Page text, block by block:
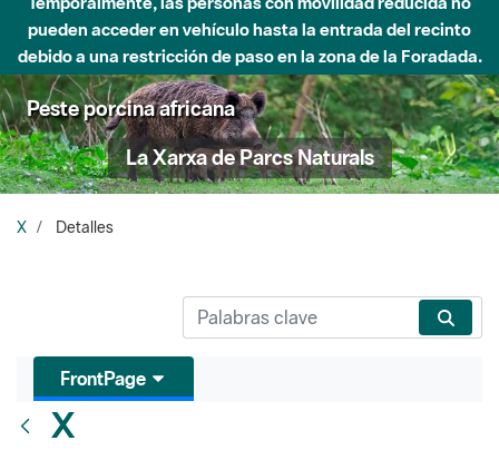
pueden acceder en vehículo hasta la entrada del recinto
debido a una restricción de paso en la zona de la Foradada.
Peste porcina africana
La Xarxa de Parcs Naturals
X Detalles
FrontPage
X